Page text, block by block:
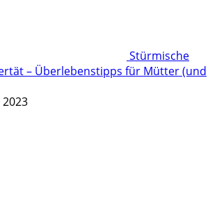
Stürmische
– Überlebenstipps für Mütter (und